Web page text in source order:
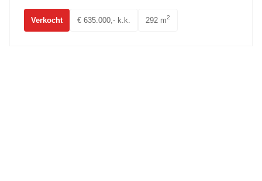
Verkocht € 635.000,- k.k. 292 m2